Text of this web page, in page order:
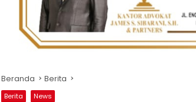
Beranda Berita
Berita News